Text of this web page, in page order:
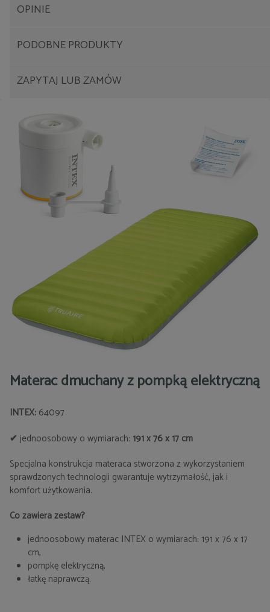
OPINIE
PODOBNE PRODUKTY
ZAPYTAJ LUB ZAMÓW
Materac dmuchany z pompką elektryczną
INTEX: 64097
✔ jednoosobowy o wymiarach: 191 x 76 x 17 cm
Specjalna konstrukcja materaca stworzona z wykorzystaniem
sprawdzonych technologii gwarantuje wytrzymałość, jak i
komfort użytkowania.
Co zawiera zestaw?
jednoosobowy materac INTEX o wymiarach: 191 x 76 x 17
cm,
pompkę elektryczną,
łatkę naprawczą.